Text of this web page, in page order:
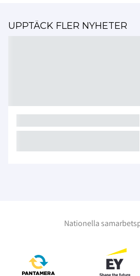
UPPTÄCK FLER NYHETER
Nationella